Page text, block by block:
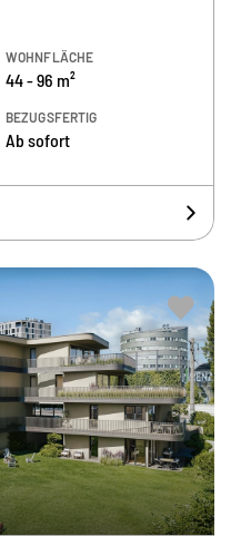
WOHNFLÄCHE
44 - 96 m²
BEZUGSFERTIG
Ab sofort